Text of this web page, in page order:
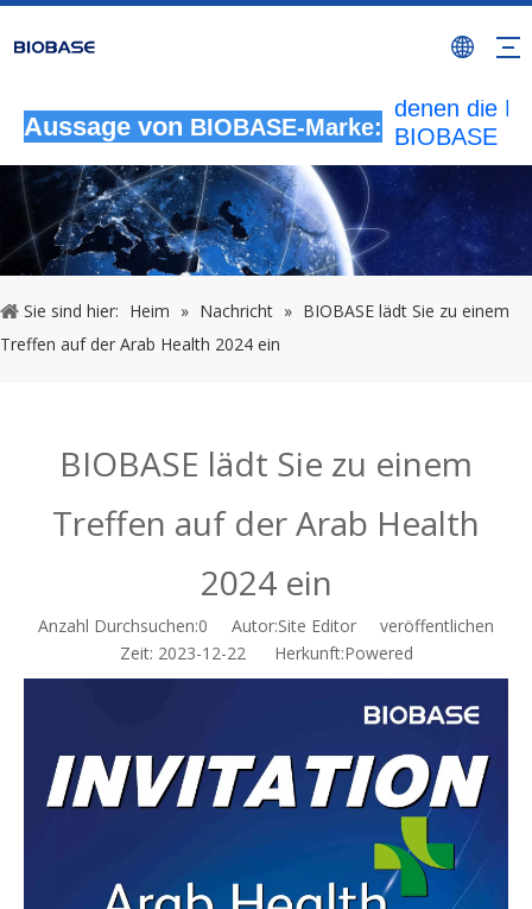
Aussage von BIOBASE-Marke:
Alle nicht
autorisierten
Aktivitäten,
denen die
BIOBASE
verwendet
werden als
rechtswidrige
Verletzung
Haftung
Sie sind hier: Heim » Nachricht » BIOBASE lädt Sie zu einem
Treffen auf der Arab Health 2024 ein
BIOBASE lädt Sie zu einem
Treffen auf der Arab Health
2024 ein
Anzahl Durchsuchen:0 Autor:Site Editor veröffentlichen
Zeit: 2023-12-22 Herkunft:Powered